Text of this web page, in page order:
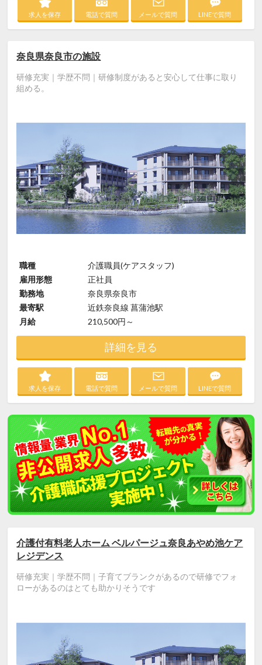
求人を保存 電話で質問 メールで質問 LINEで質問
奈良県奈良市の施設
研修充実｜学歴不問｜研修制度があると安心して仕事に取り
組める。
職種
介護職員(ケアスタッフ)
雇用形態
正社員
勤務地
奈良県奈良市
最寄駅
近鉄奈良線 菖蒲池駅
月給
210,500円～
詳細を見る
求人を保存 電話で質問 メールで質問 LINEで質問
介護付有料老人ホーム ベルパージュ奈良あやめ池ケア
レジデンス
研修充実｜学歴不問｜子育てブランクがあるので研修でフォ
ローがあるのはとても助かりそうです